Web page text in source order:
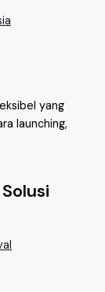
yang
launching,